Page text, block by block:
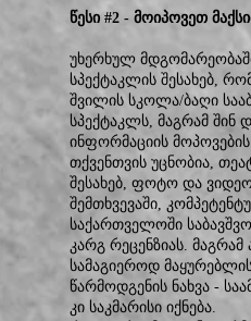
წესი #2 - მოიპოვეთ
უხერხულ
სპექტაკლის შესახებ,
შვილის სკოლა/ბაღი
სპექტაკლს, მაგრამ შინ
ინფორმაციის
თქვენთვის უცნობია,
შესახებ, ფოტო და
შემთხვევაში,
საქართველოში
კარგ რეცენზიას.
სამაგიეროდ
წარმოდგენის ნახვა -
კი საკმარისი იქნება.